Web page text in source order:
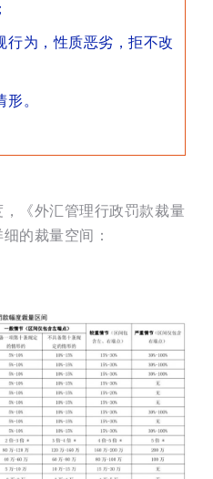
行为，性质恶劣，拒不改
。
《外汇管理行政罚款裁量
的裁量空间：